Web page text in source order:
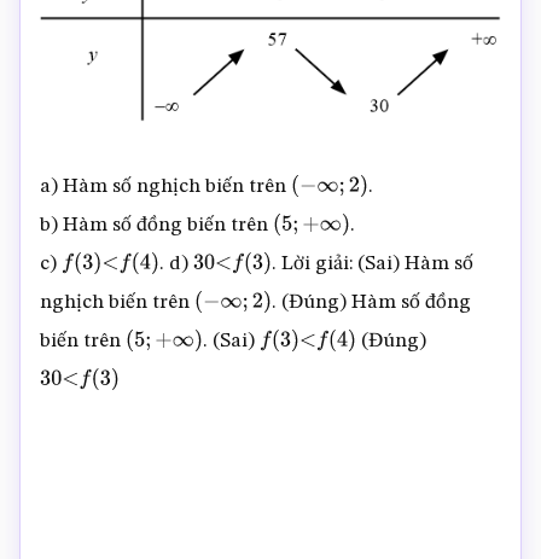
a) Hàm số nghịch biến trên ( ∞;2)
.
b) Hàm số đồng biến trên (5;+ ∞)
.
c) f( 3)< f(4 ) . d) 30<f( 3)
. Lời giải: (Sai) Hàm số
nghịch biến trên ( ∞;2)
. (Đúng) Hàm số đồng
biến trên (5;+ ∞) . (Sai) f( 3)< f(4 ) (Đúng)
30<f( 3)